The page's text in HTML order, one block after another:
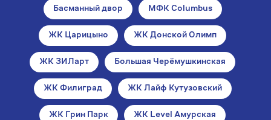
Басманный двор МФК Columbus
ЖК Царицыно ЖК Донской Олимп
ЖК ЗИЛарт Большая Черёмушкинская
ЖК Филиград ЖК Лайф Кутузовский
ЖК Грин Парк ЖК Level Амурская